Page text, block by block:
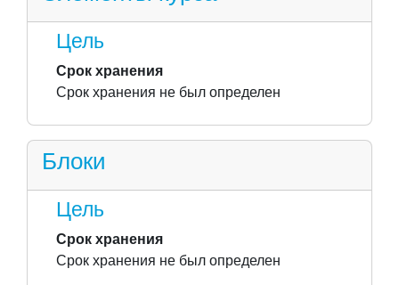
Цель
Срок хранения
Срок хранения не был определен
Блоки
Цель
Срок хранения
Срок хранения не был определен